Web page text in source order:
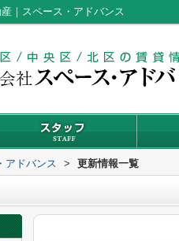
｜スペース・アドバンス
アドバンス > 更新情報一覧